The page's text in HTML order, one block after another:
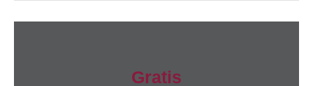
Gratis